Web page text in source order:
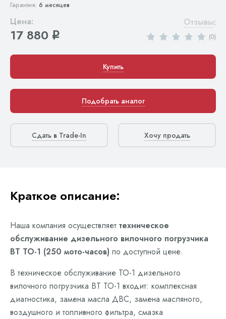
Гарантия: 6 месяцев
Цена:
17 880 q
Отзывы:
(0)
Купить
Подобрать аналог
Сдать в Trade-In Хочу продать
Краткое описание:
Наша компания осуществляет техническое
обслуживание дизельного вилочного погрузчика
BT ТО-1 (250 мото-часов) по доступной цене.
В техническое обслуживание ТО-1 дизельного
вилочного погрузчика BT ТО-1 входит: комплексная
диагностика, замена масла ДВС, замена масляного,
воздушного и топливного фильтра, смазка